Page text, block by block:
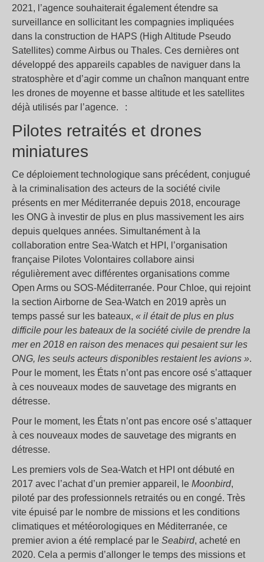
2021, l’agence souhaiterait également étendre sa
surveillance en sollicitant les compagnies impliquées
dans la construction de HAPS (High Altitude Pseudo
Satellites) comme Airbus ou Thales. Ces dernières ont
développé des appareils capables de naviguer dans la
stratosphère et d’agir comme un chaînon manquant entre
les drones de moyenne et basse altitude et les satellites
déjà utilisés par l’agence. :
Pilotes retraités et drones
miniatures
Ce déploiement technologique sans précédent, conjugué
à la criminalisation des acteurs de la société civile
présents en mer Méditerranée depuis 2018, encourage
les ONG à investir de plus en plus massivement les airs
depuis quelques années. Simultanément à la
collaboration entre Sea-Watch et HPI, l’organisation
française Pilotes Volontaires collabore ainsi
régulièrement avec différentes organisations comme
Open Arms ou SOS-Méditerranée. Pour Chloe, qui rejoint
la section Airborne de Sea-Watch en 2019 après un
temps passé sur les bateaux, « il était de plus en plus
difficile pour les bateaux de la société civile de prendre la
mer en 2018 en raison des menaces qui pesaient sur les
ONG, les seuls acteurs disponibles restaient les avions ».
Pour le moment, les États n’ont pas encore osé s’attaquer
à ces nouveaux modes de sauvetage des migrants en
détresse.
Pour le moment, les États n’ont pas encore osé s’attaquer
à ces nouveaux modes de sauvetage des migrants en
détresse.
Les premiers vols de Sea-Watch et HPI ont débuté en
2017 avec l’achat d’un premier appareil, le Moonbird,
piloté par des professionnels retraités ou en congé. Très
vite épuisé par le nombre de missions et les conditions
climatiques et météorologiques en Méditerranée, ce
premier avion a été remplacé par le Seabird, acheté en
2020. Cela a permis d’allonger le temps des missions et